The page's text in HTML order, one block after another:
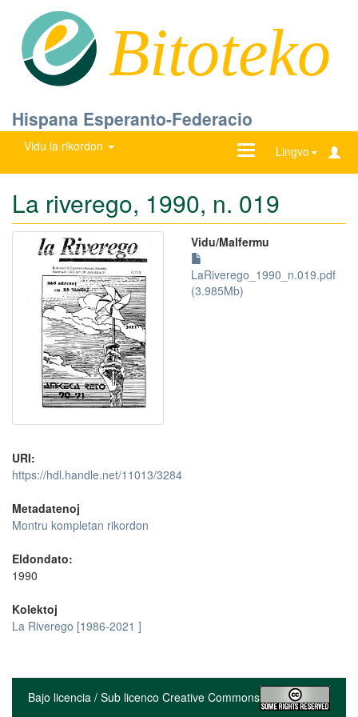
Bitoteko
Hispana Esperanto-Federacio
Vidu la rikordon Lingvo
Ŝanĝu
La riverego, 1990, n. 019
Vidu/Malfermu
LaRiverego_1990_n.019.pdf
(3.985Mb)
URI:
https://hdl.handle.net/11013/3284
Metadatenoj
Montru kompletan rikordon
Eldondato:
1990
Kolektoj
La Riverego [1986-2021 ]
Bajo licencia / Sub licenco Creative Commons